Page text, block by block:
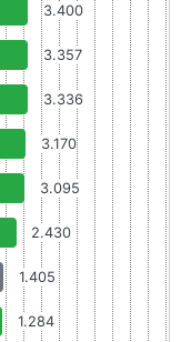
3.400
3.357
3.336
3.170
3.095
2.430
1.405
1.284